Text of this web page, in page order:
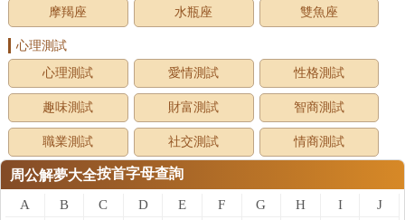
摩羯座 水瓶座 雙魚座
心理測試
心理測試
愛情測試 性格測試
趣味測試 財富測試 智商測試
職業測試 社交測試 情商測試
周公解夢大全按首字母查詢
A B C D E F G H I J